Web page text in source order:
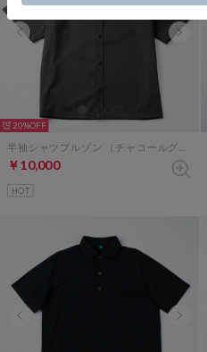
20%
￥10,000
HOT